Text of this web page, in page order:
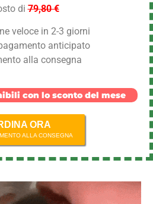
di79,80 €
veloce in 2-3 giorni
anticipato
alla consegna
con lo sconto del mese
ORA
ALLA CONSEGNA